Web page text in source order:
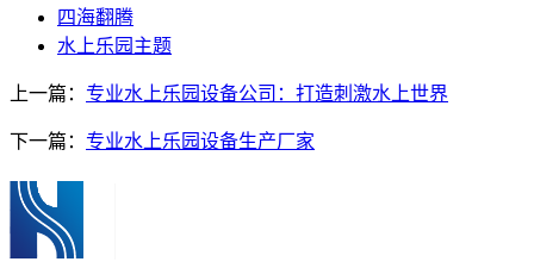
四海翻腾
水上乐园主题
上一篇： 专业水上乐园设备公司：打造刺激水上世界
下一篇： 专业水上乐园设备生产厂家